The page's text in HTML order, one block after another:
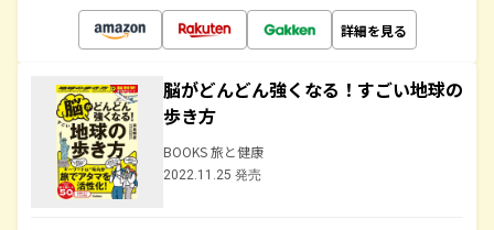
詳細を見る
脳がどんどん強くなる！すごい地球の
歩き方
BOOKS 旅と健康
2022.11.25 発売